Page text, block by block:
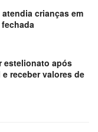
crianças em
estelionato após
receber valores de